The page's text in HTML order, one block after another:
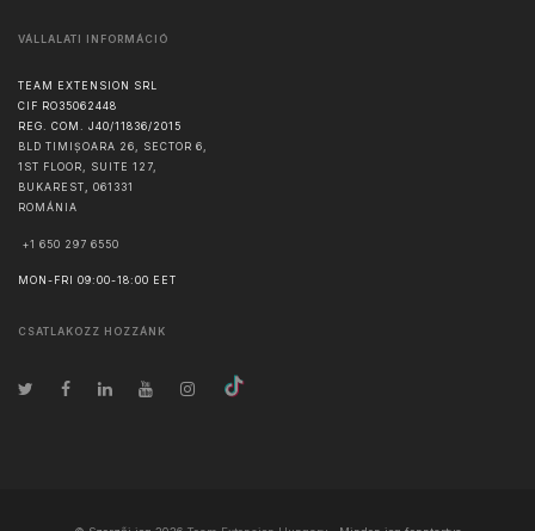
VÁLLALATI INFORMÁCIÓ
TEAM EXTENSION SRL
CIF RO35062448
REG. COM. J40/11836/2015
BLD TIMIȘOARA 26, SECTOR 6,
1ST FLOOR, SUITE 127,
BUKAREST, 061331
ROMÁNIA
+1 650 297 6550
MON-FRI 09:00-18:00 EET
CSATLAKOZZ HOZZÁNK